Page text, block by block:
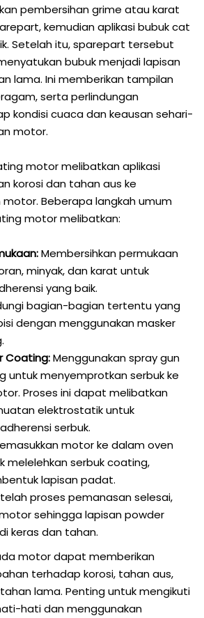
pembersihan grime atau karat
kemudian aplikasi bubuk cat
Setelah itu, sparepart tersebut
bubuk menjadi lapisan
lama. Ini memberikan tampilan
serta perlindungan
kondisi cuaca dan keausan sehari-
motor.
motor melibatkan aplikasi
korosi dan tahan aus ke
Beberapa langkah umum
motor melibatkan:
Membersihkan permukaan
minyak, dan karat untuk
yang baik.
bagian-bagian tertentu yang
dengan menggunakan masker
Coating:Menggunakan spray gun
untuk menyemprotkan serbuk ke
Proses ini dapat melibatkan
elektrostatik untuk
serbuk.
motor ke dalam oven
melelehkan serbuk coating,
lapisan padat.
proses pemanasan selesai,
sehingga lapisan powder
keras dan tahan.
motor dapat memberikan
terhadap korosi, tahan aus,
lama. Penting untuk mengikuti
hati dan menggunakan